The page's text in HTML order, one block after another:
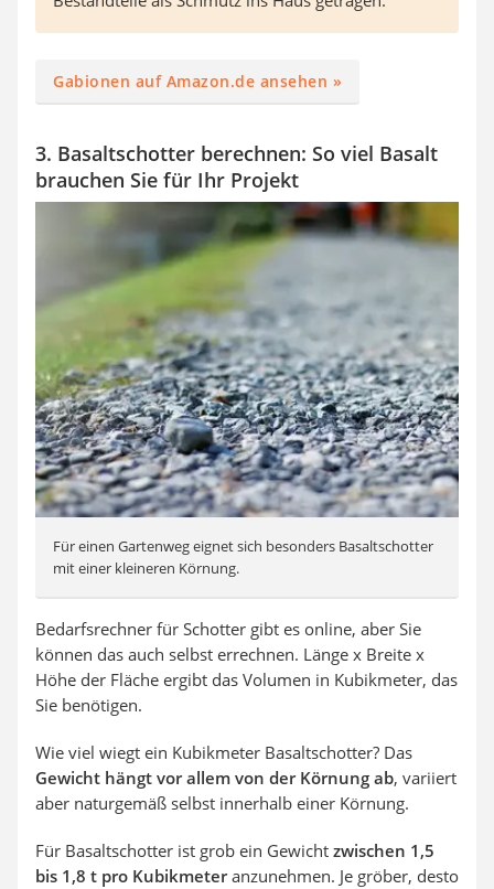
Gabionen auf Amazon.de ansehen »
3. Basaltschotter berechnen: So viel Basalt
brauchen Sie für Ihr Projekt
Für einen Gartenweg eignet sich besonders Basaltschotter
mit einer kleineren Körnung.
Bedarfsrechner für Schotter gibt es online, aber Sie
können das auch selbst errechnen. Länge x Breite x
Höhe der Fläche ergibt das Volumen in Kubikmeter, das
Sie benötigen.
Wie viel wiegt ein Kubikmeter Basaltschotter? Das
Gewicht hängt vor allem von der Körnung ab, variiert
aber naturgemäß selbst innerhalb einer Körnung.
Für Basaltschotter ist grob ein Gewicht zwischen 1,5
bis 1,8 t pro Kubikmeteranzunehmen. Je gröber, desto